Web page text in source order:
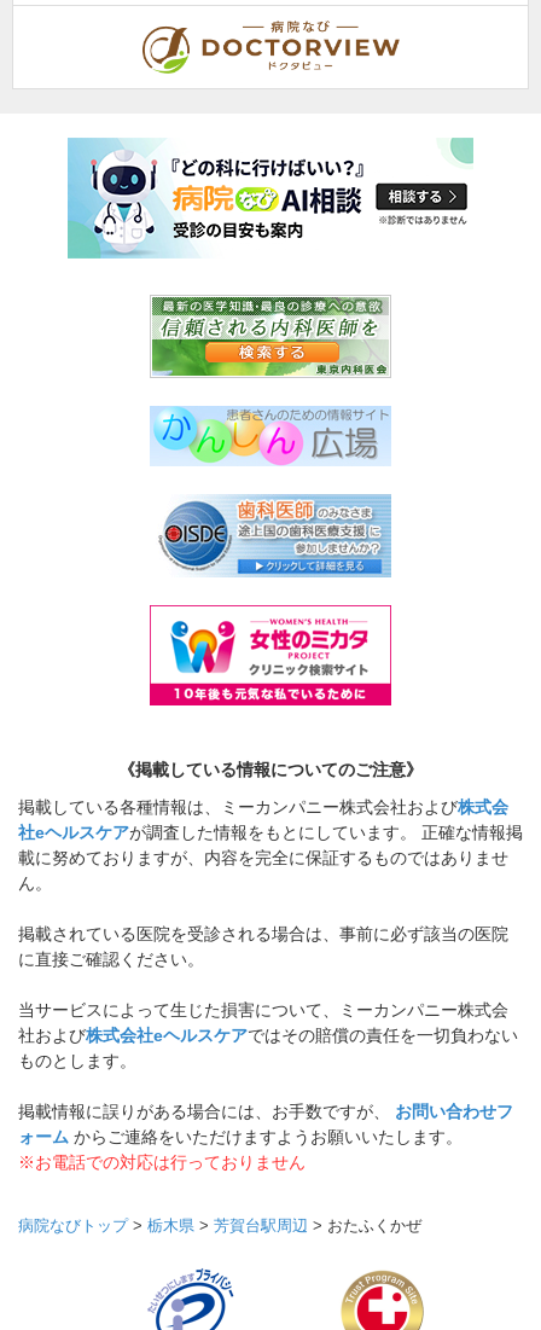
《掲載している情報についてのご注意》
掲載している各種情報は、ミーカンパニー株式会社および株式会
社eヘルスケアが調査した情報をもとにしています。 正確な情報掲
載に努めておりますが、内容を完全に保証するものではありませ
ん。
掲載されている医院を受診される場合は、事前に必ず該当の医院
に直接ご確認ください。
当サービスによって生じた損害について、ミーカンパニー株式会
社および株式会社eヘルスケアではその賠償の責任を一切負わない
ものとします。
掲載情報に誤りがある場合には、お手数ですが、 お問い合わせフ
ォーム からご連絡をいただけますようお願いいたします。
※お電話での対応は行っておりません
病院なびトップ> 栃木県 > 芳賀台駅周辺 > おたふくかぜ